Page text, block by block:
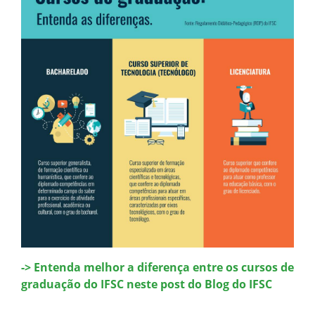
Orientações para comprovação de cotas
Estatísticas dos Processos Seletivos
Cadastro de interesse
-> Entenda melhor a diferença entre os cursos de
graduação do IFSC neste post do Blog do IFSC